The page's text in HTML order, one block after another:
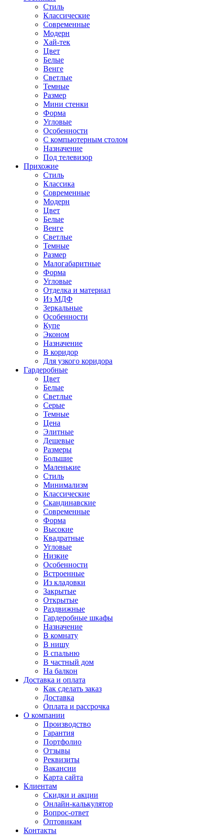
Стиль
Классические
Современные
Модерн
Хай-тек
Цвет
Белые
Венге
Светлые
Темные
Размер
Мини стенки
Форма
Угловые
Особенности
С компьютерным столом
Назначение
Под телевизор
Прихожие
Стиль
Классика
Современные
Модерн
Цвет
Белые
Венге
Светлые
Темные
Размер
Малогабаритные
Форма
Угловые
Отделка и материал
Из МДФ
Зеркальные
Особенности
Купе
Эконом
Назначение
В коридор
Для узкого коридора
Гардеробные
Цвет
Белые
Светлые
Серые
Темные
Цена
Элитные
Дешевые
Размеры
Большие
Маленькие
Стиль
Минимализм
Классические
Скандинавские
Современные
Форма
Высокие
Квадратные
Угловые
Низкие
Особенности
Встроенные
Из кладовки
Закрытые
Открытые
Раздвижные
Гардеробные шкафы
Назначение
В комнату
В нишу
В спальню
В частный дом
На балкон
Доставка и оплата
Как сделать заказ
Доставка
Оплата и рассрочка
О компании
Производство
Гарантия
Портфолио
Отзывы
Реквизиты
Вакансии
Карта сайта
Клиентам
Скидки и акции
Онлайн-калькулятор
Вопрос-ответ
Оптовикам
Контакты